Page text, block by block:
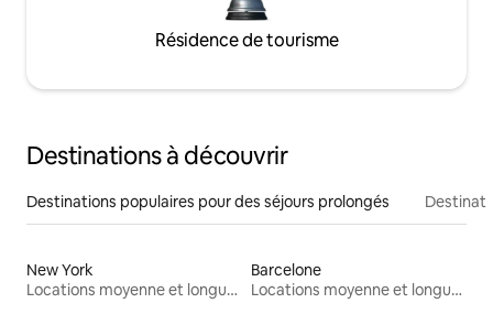
Résidence de tourisme
Destinations à découvrir
Destinations populaires pour des séjours prolongés
New York
Locations moyenne et longue durée
Barcelone
Locations moyenne et longue durée